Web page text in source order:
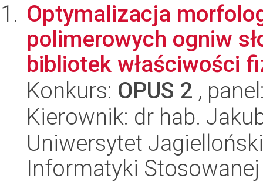
Optymalizacja
polimerowych ogniw
bibliotek właściwości
Konkurs: OPUS 2 ,
Kierownik: dr hab.
Uniwersytet
Informatyki Stosowanej